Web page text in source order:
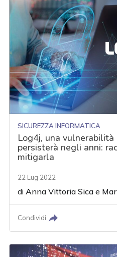
SICUREZZA INFORMATICA
Log4j, una vulnerabilità
persisterà negli anni:
mitigarla
22 Lug 2022
diAnna Vittoria Sica e
Condividi